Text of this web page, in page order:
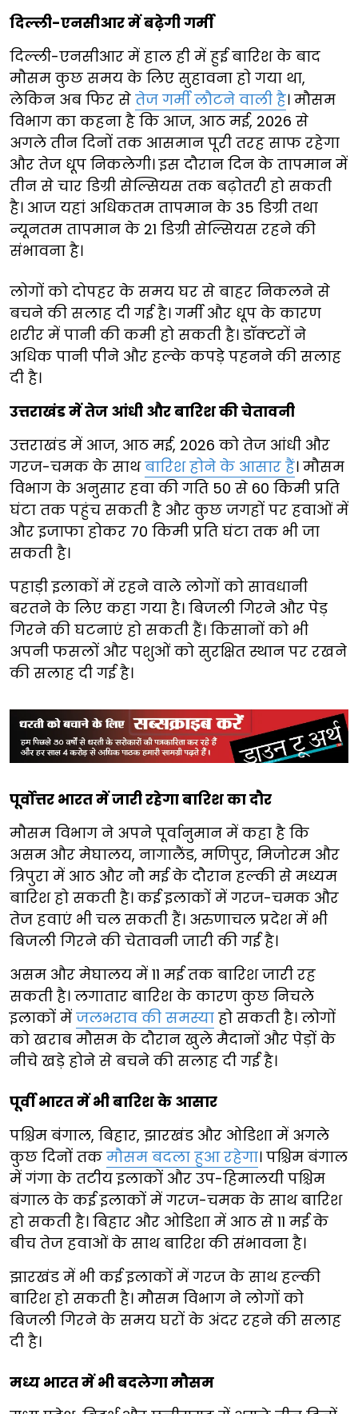
दिल्ली-एनसीआर में बढ़ेगी गर्मी
दिल्ली-एनसीआर में हाल ही में हुई बारिश के बाद
मौसम कुछ समय के लिए सुहावना हो गया था,
लेकिन अब फिर से तेज गर्मी लौटने वाली है। मौसम
विभाग का कहना है कि आज, आठ मई, 2026 से
अगले तीन दिनों तक आसमान पूरी तरह साफ रहेगा
और तेज धूप निकलेगी। इस दौरान दिन के तापमान में
तीन से चार डिग्री सेल्सियस तक बढ़ोतरी हो सकती
है। आज यहां अधिकतम तापमान के 35 डिग्री तथा
न्यूनतम तापमान के 21 डिग्री सेल्सियस रहने की
संभावना है।
लोगों को दोपहर के समय घर से बाहर निकलने से
बचने की सलाह दी गई है। गर्मी और धूप के कारण
शरीर में पानी की कमी हो सकती है। डॉक्टरों ने
अधिक पानी पीने और हल्के कपड़े पहनने की सलाह
दी है।
उत्तराखंड में तेज आंधी और बारिश की चेतावनी
उत्तराखंड में आज, आठ मई, 2026 को तेज आंधी और
गरज-चमक के साथबारिश होने के आसार हैं। मौसम
विभाग के अनुसार हवा की गति 50 से 60 किमी प्रति
घंटा तक पहुंच सकती है और कुछ जगहों पर हवाओं में
और इजाफा होकर 70 किमी प्रति घंटा तक भी जा
सकती है।
पहाड़ी इलाकों में रहने वाले लोगों को सावधानी
बरतने के लिए कहा गया है। बिजली गिरने और पेड़
गिरने की घटनाएं हो सकती हैं। किसानों को भी
अपनी फसलों और पशुओं को सुरक्षित स्थान पर रखने
की सलाह दी गई है।
पूर्वोत्तर भारत में जारी रहेगा बारिश का दौर
मौसम विभाग ने अपने पूर्वानुमान में कहा है कि
असम और मेघालय, नागालैंड, मणिपुर, मिजोरम और
त्रिपुरा में आठ और नौ मई के दौरान हल्की से मध्यम
बारिश हो सकती है। कई इलाकों में गरज-चमक और
तेज हवाएं भी चल सकती हैं। अरुणाचल प्रदेश में भी
बिजली गिरने की चेतावनी जारी की गई है।
असम और मेघालय में 11 मई तक बारिश जारी रह
सकती है। लगातार बारिश के कारण कुछ निचले
इलाकों में जलभराव की समस्या हो सकती है। लोगों
को खराब मौसम के दौरान खुले मैदानों और पेड़ों के
नीचे खड़े होने से बचने की सलाह दी गई है।
पूर्वी भारत में भी बारिश के आसार
पश्चिम बंगाल, बिहार, झारखंड और ओडिशा में अगले
कुछ दिनों तक मौसम बदला हुआ रहेगा। पश्चिम बंगाल
में गंगा के तटीय इलाकों और उप-हिमालयी पश्चिम
बंगाल के कई इलाकों में गरज-चमक के साथ बारिश
हो सकती है। बिहार और ओडिशा में आठ से 11 मई के
बीच तेज हवाओं के साथ बारिश की संभावना है।
झारखंड में भी कई इलाकों में गरज के साथ हल्की
बारिश हो सकती है। मौसम विभाग ने लोगों को
बिजली गिरने के समय घरों के अंदर रहने की सलाह
दी है।
मध्य भारत में भी बदलेगा मौसम